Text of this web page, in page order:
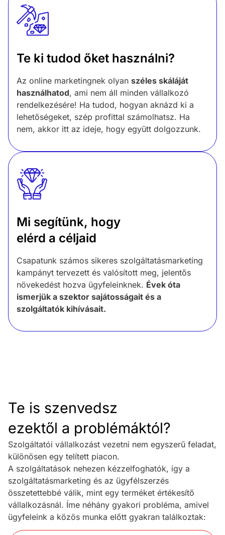
Te ki tudod őket használni?
Az online marketingnek olyan széles skáláját
használhatod, ami nem áll minden vállalkozó
rendelkezésére! Ha tudod, hogyan aknázd ki a
lehetőségeket, szép profittal számolhatsz. Ha
nem, akkor itt az ideje, hogy együtt dolgozzunk.
Mi segítünk, hogy
elérd a céljaid
Csapatunk számos sikeres szolgáltatásmarketing
kampányt tervezett és valósított meg, jelentős
növekedést hozva ügyfeleinknek. Évek óta
ismerjük a szektor sajátosságait és a
szolgáltatók kihívásait.
Te is szenvedsz
ezektől a problémáktól?
Szolgáltatói vállalkozást vezetni nem egyszerű feladat,
különösen egy telített piacon.
A szolgáltatások nehezen kézzelfoghatók, így a
szolgáltatásmarketing és az ügyfélszerzés
összetettebbé válik, mint egy terméket értékesítő
vállalkozásnál. Íme néhány gyakori probléma, amivel
ügyfeleink a közös munka előtt gyakran találkoztak: